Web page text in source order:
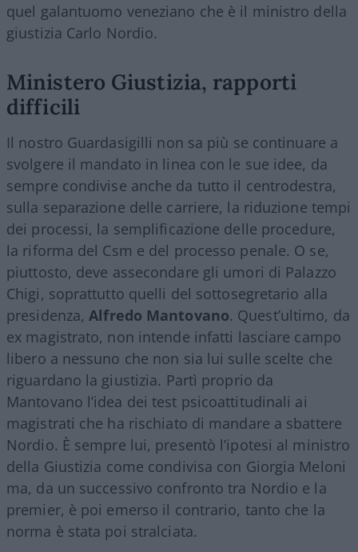
quel galantuomo veneziano che è il ministro della
giustizia Carlo Nordio.
Ministero Giustizia, rapporti
difficili
Il nostro Guardasigilli non sa più se continuare a
svolgere il mandato in linea con le sue idee, da
sempre condivise anche da tutto il centrodestra,
sulla separazione delle carriere, la riduzione tempi
dei processi, la semplificazione delle procedure,
la riforma del Csm e del processo penale. O se,
piuttosto, deve assecondare gli umori di Palazzo
Chigi, soprattutto quelli del sottosegretario alla
presidenza,Alfredo Mantovano. Quest’ultimo, da
ex magistrato, non intende infatti lasciare campo
libero a nessuno che non sia lui sulle scelte che
riguardano la giustizia. Partì proprio da
Mantovano l’idea dei test psicoattitudinali ai
magistrati che ha rischiato di mandare a sbattere
Nordio. È sempre lui, presentò l’ipotesi al ministro
della Giustizia come condivisa con Giorgia Meloni
ma, da un successivo confronto tra Nordio e la
premier, è poi emerso il contrario, tanto che la
norma è stata poi stralciata.